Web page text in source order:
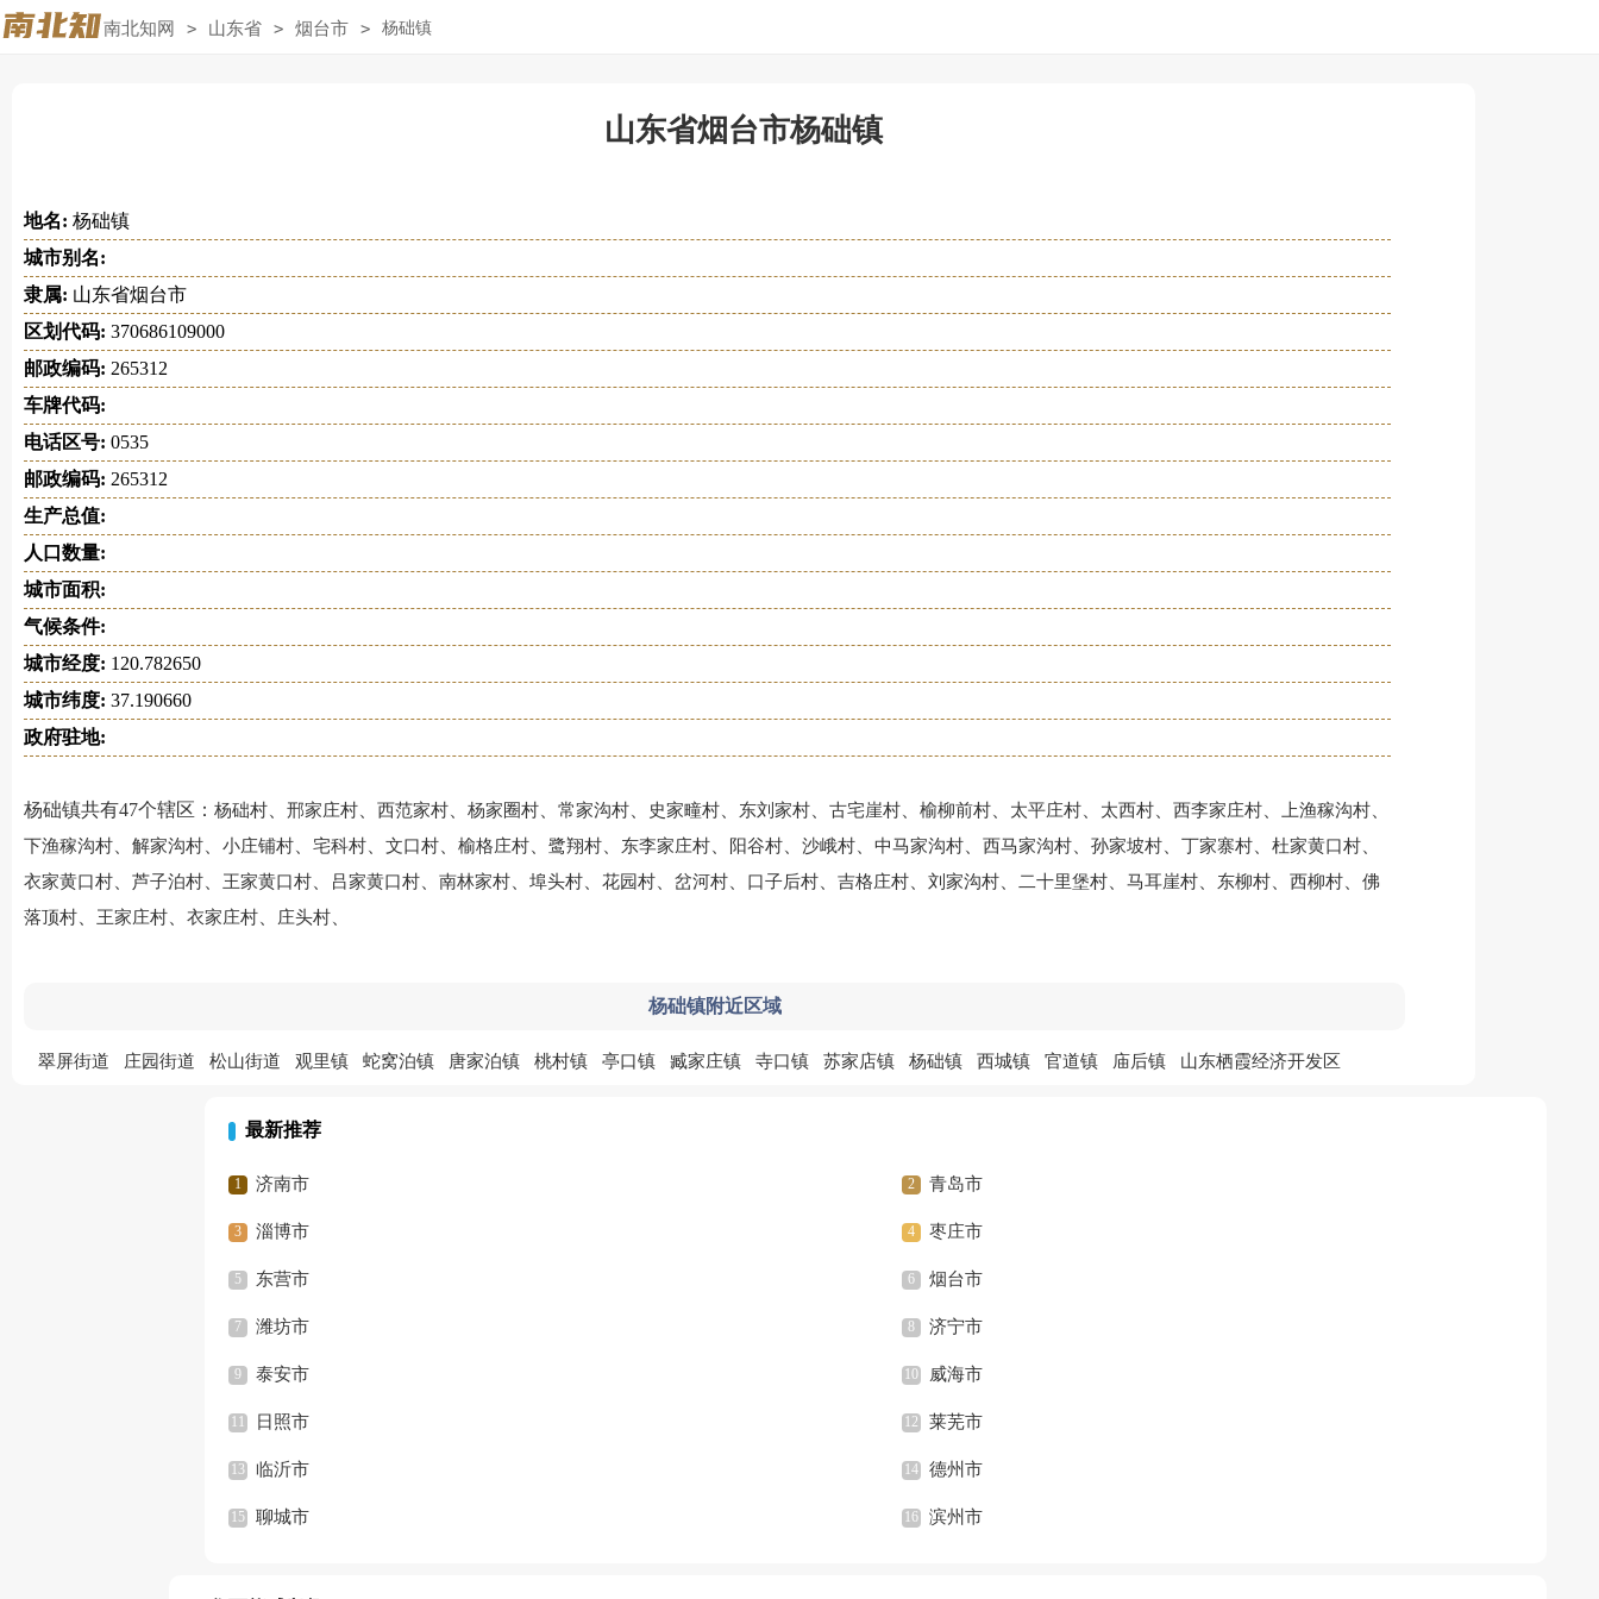
南北知网 > 山东省 > 烟台市 > 杨础镇
山东省烟台市杨础镇
地名: 杨础镇
城市别名:
隶属: 山东省烟台市
区划代码: 370686109000
邮政编码: 265312
车牌代码:
电话区号: 0535
邮政编码: 265312
生产总值:
人口数量:
城市面积:
气候条件:
城市经度: 120.782650
城市纬度: 37.190660
政府驻地:
杨础镇共有47个辖区： 杨础村 邢家庄村 西范家村 杨家圈村 常家沟村 史家疃村 东刘家村 古宅崖村 榆柳前村 太平庄村 太西村 西李家庄村 上渔稼沟村
下渔稼沟村 解家沟村 小庄铺村 宅科村 文口村 榆格庄村 鹭翔村 东李家庄村 阳谷村 沙峨村 中马家沟村 西马家沟村 孙家坡村 丁家寨村 杜家黄口村
衣家黄口村 芦子泊村 王家黄口村 吕家黄口村 南林家村 埠头村 花园村 岔河村 口子后村 吉格庄村 刘家沟村 二十里堡村 马耳崖村 东柳村 西柳村
佛
落顶村
王家庄村 衣家庄村 庄头村
杨础镇附近区域
翠屏街道 庄园街道 松山街道 观里镇 蛇窝泊镇 唐家泊镇 桃村镇 亭口镇 臧家庄镇 寺口镇 苏家店镇 杨础镇 西城镇 官道镇 庙后镇 山东栖霞经济开发区
最新推荐
济南市 青岛市
淄博市 枣庄市
东营市 烟台市
潍坊市 济宁市
泰安市 威海市
日照市 莱芜市
临沂市 德州市
聊城市 滨州市